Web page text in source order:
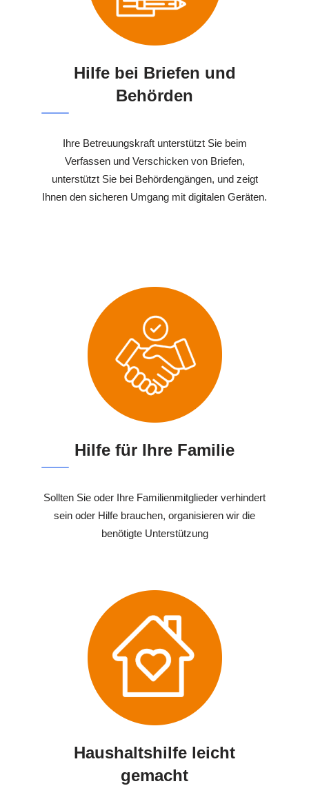
Hilfe bei Briefen und
Behörden
Ihre Betreuungskraft unterstützt Sie beim
Verfassen und Verschicken von Briefen,
unterstützt Sie bei Behördengängen, und zeigt
Ihnen den sicheren Umgang mit digitalen Geräten.
Hilfe für Ihre Familie
Sollten Sie oder Ihre Familienmitglieder verhindert
sein oder Hilfe brauchen, organisieren wir die
benötigte Unterstützung
Haushaltshilfe leicht
gemacht